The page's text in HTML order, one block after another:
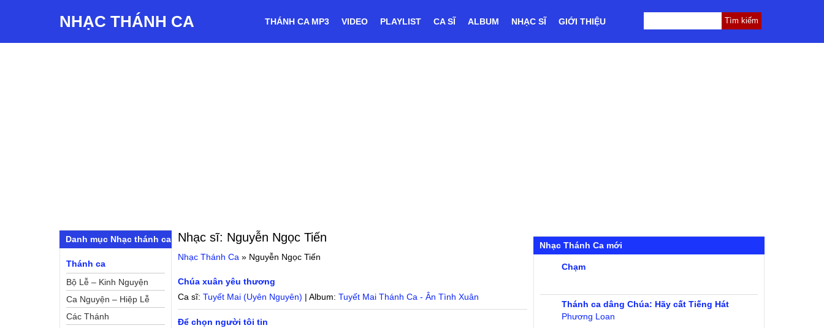
NHẠC THÁNH CA THÁNH CA MP3 VIDEO PLAYLIST CA SĨ ALBUM NHẠC SĨ GIỚI THIỆU
Nhạc sĩ: Nguyễn Ngọc Tiến
Nhạc Thánh Ca » Nguyễn Ngọc Tiến
Chúa xuân yêu thương
Ca sĩ:Tuyết Mai (Uyên Nguyên) | Album:Tuyết Mai Thánh Ca - Ân Tình Xuân
Để chọn người tôi tin
Danh mục Nhạc thánh ca
Thánh ca
Bộ Lễ – Kinh Nguyện
Ca Nguyện – Hiệp Lễ
Các Thánh
Nhạc Thánh Ca mới
Chạm
Thánh ca dâng Chúa: Hãy cất Tiếng Hát
Phương Loan